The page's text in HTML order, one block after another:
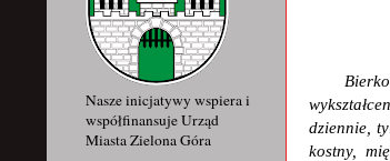
dziennie,
kostny,
Nasze inicjatywy wspiera i
współfinansuje Urząd
Miasta Zielona Góra